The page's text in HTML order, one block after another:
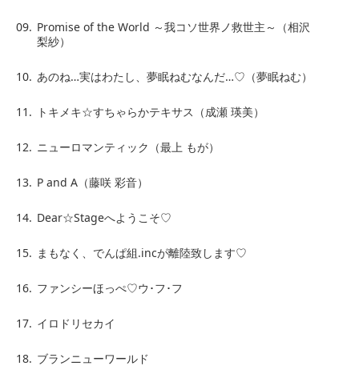
09. Promise of the World ～我コソ世界ノ救世主～（相沢
梨紗）
10. あのね…実はわたし、夢眠ねむなんだ…♡（夢眠ねむ）
11. トキメキ☆すちゃらかテキサス（成瀬 瑛美）
12. ニューロマンティック（最上 もが）
13. P and A（藤咲 彩音）
14. Dear☆Stageへようこそ♡
15. まもなく、でんぱ組.incが離陸致します♡
16. ファンシーほっぺ♡ウ･フ･フ
17. イロドリセカイ
18. ブランニューワールド